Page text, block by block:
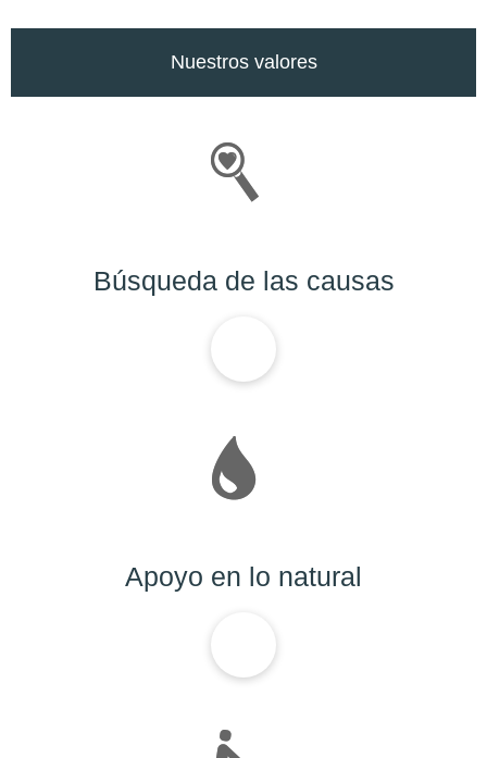
Nuestros valores
Búsqueda de las causas
Apoyo en lo natural